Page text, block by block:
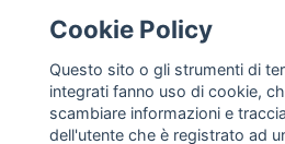
Cookie Policy
Questo sito o gli strumenti di
integrati fanno uso di cookie,
scambiare informazioni e
dell'utente che è registrato ad